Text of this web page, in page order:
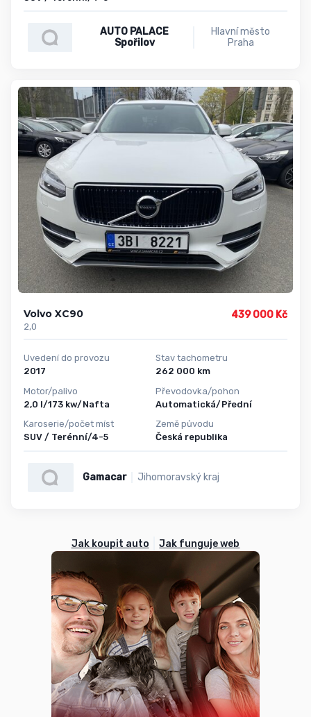
AUTO PALACE
Spořilov
Hlavní město
Praha
Volvo XC90
2,0
439 000 Kč
Uvedení do provozu
2017
Motor/palivo
2,0 l/173 kw/Nafta
Karoserie/počet míst
SUV / Terénní/4-5
Stav tachometru
262 000 km
Převodovka/pohon
Automatická/Přední
Země původu
Česká republika
Gamacar Jihomoravský kraj
Jak koupit auto Jak funguje web